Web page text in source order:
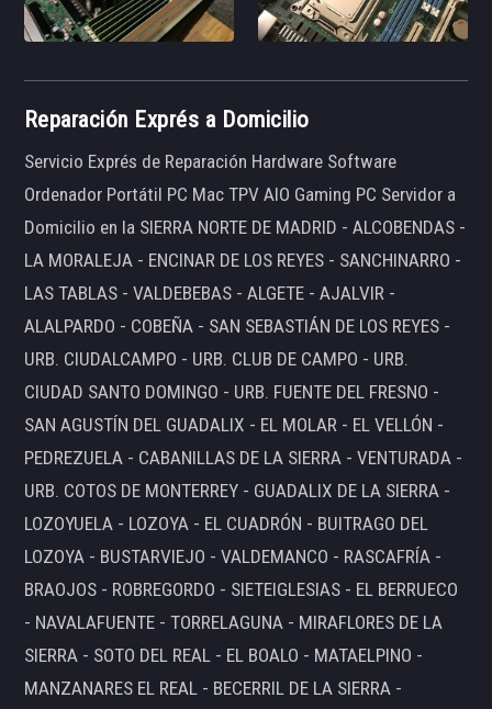
Reparación Exprés a Domicilio
Servicio Exprés de Reparación Hardware Software
Ordenador Portátil PC Mac TPV AIO Gaming PC Servidor a
Domicilio en la SIERRA NORTE DE MADRID - ALCOBENDAS -
LA MORALEJA - ENCINAR DE LOS REYES - SANCHINARRO -
LAS TABLAS - VALDEBEBAS - ALGETE - AJALVIR -
ALALPARDO - COBEÑA - SAN SEBASTIÁN DE LOS REYES -
URB. CIUDALCAMPO - URB. CLUB DE CAMPO - URB.
CIUDAD SANTO DOMINGO - URB. FUENTE DEL FRESNO -
SAN AGUSTÍN DEL GUADALIX - EL MOLAR - EL VELLÓN -
PEDREZUELA - CABANILLAS DE LA SIERRA - VENTURADA -
URB. COTOS DE MONTERREY - GUADALIX DE LA SIERRA -
LOZOYUELA - LOZOYA - EL CUADRÓN - BUITRAGO DEL
LOZOYA - BUSTARVIEJO - VALDEMANCO - RASCAFRÍA -
BRAOJOS - ROBREGORDO - SIETEIGLESIAS - EL BERRUECO
- NAVALAFUENTE - TORRELAGUNA - MIRAFLORES DE LA
SIERRA - SOTO DEL REAL - EL BOALO - MATAELPINO -
MANZANARES EL REAL - BECERRIL DE LA SIERRA -